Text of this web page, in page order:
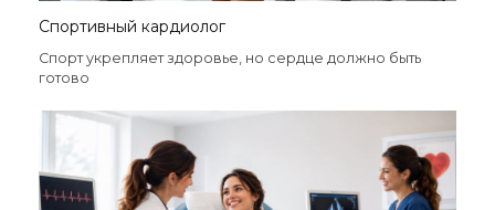
Спортивный кардиолог
Спорт укрепляет здоровье, но сердце должно быть
готово